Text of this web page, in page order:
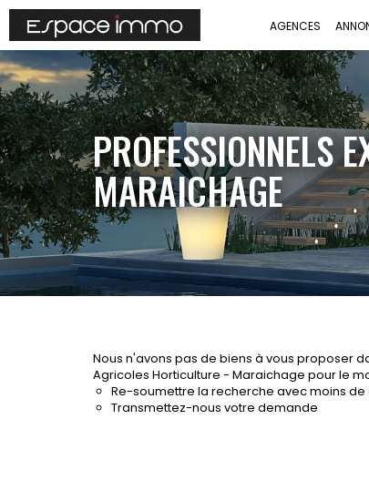
AGENCES
PROFESSIONNELS
MARAICHAGE
Nous n'avons pas de biens à vous proposer
Agricoles Horticulture - Maraichage pour le
Re-soumettre la recherche avec moins de
Transmettez-nous votre demande